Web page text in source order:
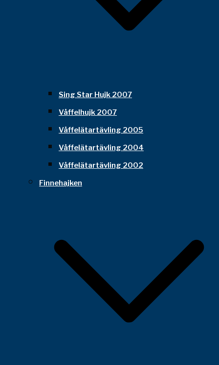
Sing Star Hujk 2007
Våffelhujk 2007
Våffelätartävling 2005
Våffelätartävling 2004
Våffelätartävling 2002
Finnehajken